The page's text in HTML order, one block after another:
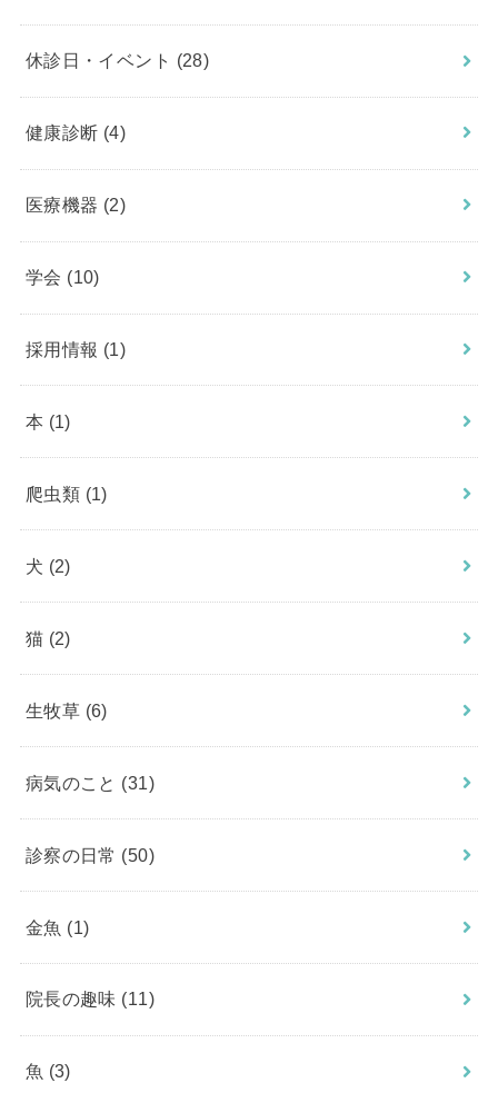
休診日・イベント (28)
健康診断 (4)
医療機器 (2)
学会 (10)
採用情報 (1)
本 (1)
爬虫類 (1)
犬 (2)
猫 (2)
生牧草 (6)
病気のこと (31)
診察の日常 (50)
金魚 (1)
院長の趣味 (11)
魚 (3)